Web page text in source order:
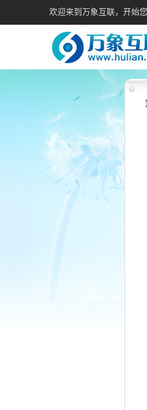
欢迎来到万象互联，开始您